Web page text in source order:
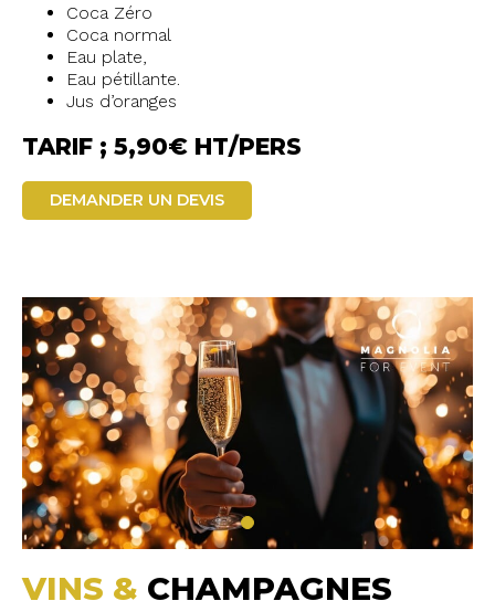
Coca Zéro
Coca normal
Eau plate,
Eau pétillante.
Jus d’oranges
TARIF ; 5,90€ HT/PERS
DEMANDER UN DEVIS
VINS & CHAMPAGNES